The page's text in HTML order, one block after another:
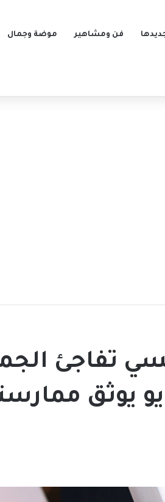
فن ومشاهير موضة وجمال
الفنية الكبرى
تفاجئ
يوثق